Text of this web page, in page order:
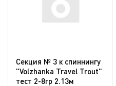
Секция № 3 к спиннингу
"Volzhanka Travel Trout"
тест 2-8гр 2.13м